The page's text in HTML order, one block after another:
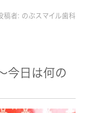
稿者: のぶスマイル歯科
今日は何の